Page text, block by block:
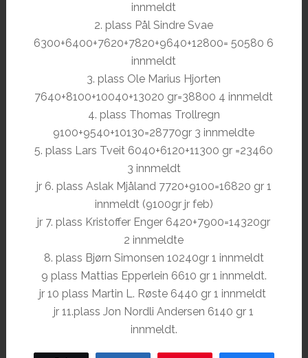
innmeldt
2. plass Pål Sindre Svae
6300+6400+7620+7820+9640+12800= 50580 6
innmeldt
3. plass Ole Marius Hjorten
7640+8100+10040+13020 gr=38800 4 innmeldt
4. plass Thomas Trollregn
9100+9540+10130=28770gr 3 innmeldte
5. plass Lars Tveit 6040+6120+11300 gr =23460
3 innmeldt
jr 6. plass Aslak Mjåland 7720+9100=16820 gr 1
innmeldt (9100gr jr feb)
jr 7. plass Kristoffer Enger 6420+7900=14320gr
2 innmeldte
8. plass Bjørn Simonsen 10240gr 1 innmeldt
9 plass Mattias Epperlein 6610 gr 1 innmeldt.
jr 10 plass Martin L. Røste 6440 gr 1 innmeldt
jr 11.plass Jon Nordli Andersen 6140 gr 1
innmeldt.